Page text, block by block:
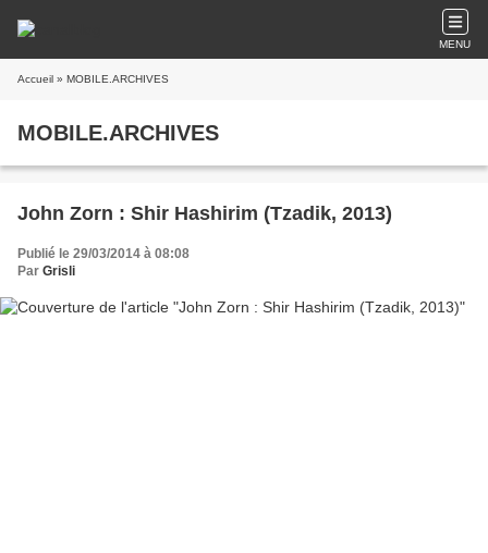
MENU
Accueil » MOBILE.ARCHIVES
MOBILE.ARCHIVES
John Zorn : Shir Hashirim (Tzadik, 2013)
Publié le 29/03/2014 à 08:08
Par Grisli